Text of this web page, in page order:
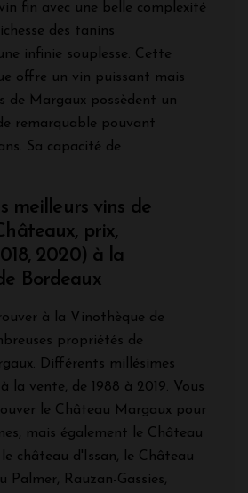
fin avec une belle complexité
des tanins
infinie souplesse. Cette
offre un vin puissant mais
de Margaux possèdent un
remarquable pouvant
Sa capacité de
meilleurs vins de
prix,
2020) à la
Bordeaux
à la Vinothèque de
propriétés de
Différents millésimes
la vente, de 1988 à 2019. Vous
le Château Margaux pour
mais également le Château
château d'Issan, le Château
Palmer, Rauzan-Gassies,